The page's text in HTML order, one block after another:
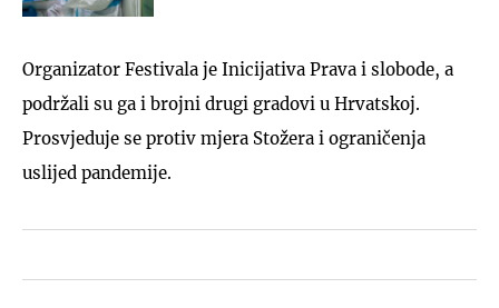
Organizator Festivala je Inicijativa Prava i slobode, a
podržali su ga i brojni drugi gradovi u Hrvatskoj.
Prosvjeduje se protiv mjera Stožera i ograničenja
uslijed pandemije.